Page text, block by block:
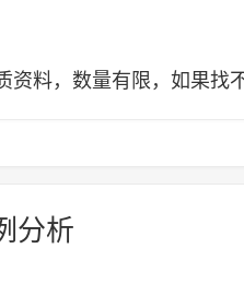
资料，数量有限，如果找
分析